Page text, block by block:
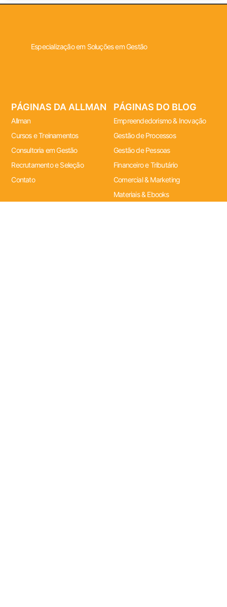
Especialização em Soluções em Gestão
PÁGINAS DA ALLMAN
Allman
Cursos e Treinamentos
Consultoria em Gestão
Recrutamento e Seleção
Contato
PÁGINAS DO BLOG
Empreendedorismo & Inovação
Gestão de Processos
Gestão de Pessoas
Financeiro e Tributário
Comercial & Marketing
Materiais & Ebooks